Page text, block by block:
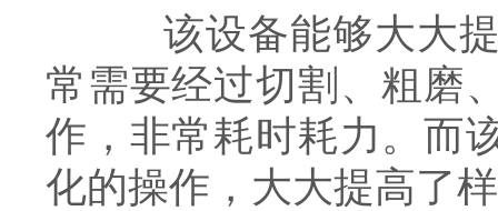
该设备能够大大提
常需要经过切割、粗磨
作，非常耗时耗力。而
化的操作，大大提高了